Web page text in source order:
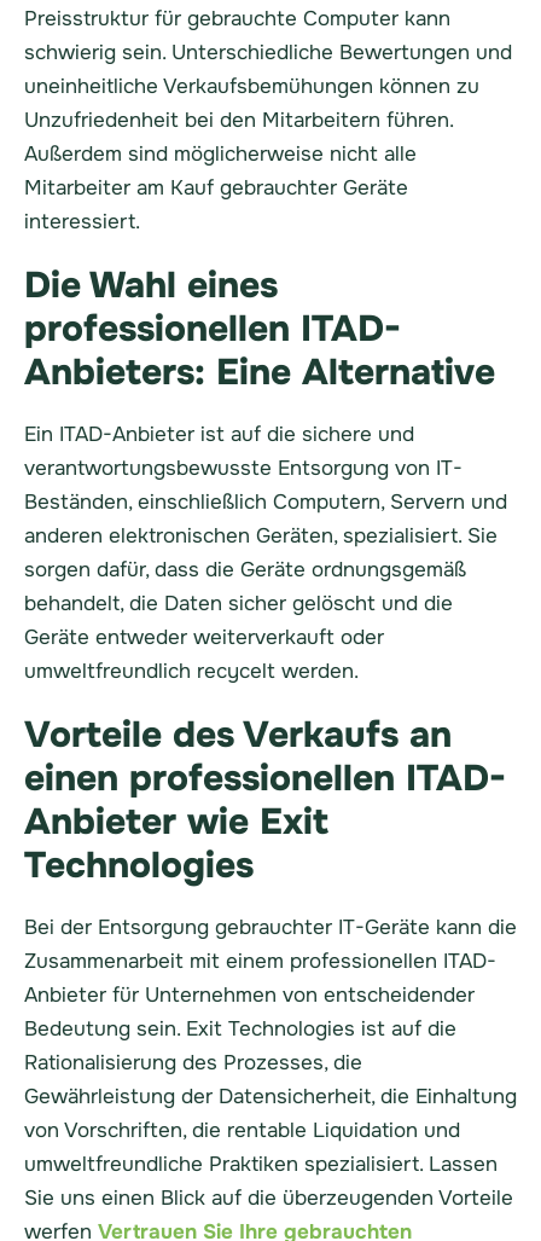
Preisstruktur für gebrauchte Computer kann
schwierig sein. Unterschiedliche Bewertungen und
uneinheitliche Verkaufsbemühungen können zu
Unzufriedenheit bei den Mitarbeitern führen.
Außerdem sind möglicherweise nicht alle
Mitarbeiter am Kauf gebrauchter Geräte
interessiert.
Die Wahl eines
professionellen ITAD-
Anbieters: Eine Alternative
Ein ITAD-Anbieter ist auf die sichere und
verantwortungsbewusste Entsorgung von IT-
Beständen, einschließlich Computern, Servern und
anderen elektronischen Geräten, spezialisiert. Sie
sorgen dafür, dass die Geräte ordnungsgemäß
behandelt, die Daten sicher gelöscht und die
Geräte entweder weiterverkauft oder
umweltfreundlich recycelt werden.
Vorteile des Verkaufs an
einen professionellen ITAD-
Anbieter wie Exit
Technologies
Bei der Entsorgung gebrauchter IT-Geräte kann die
Zusammenarbeit mit einem professionellen ITAD-
Anbieter für Unternehmen von entscheidender
Bedeutung sein. Exit Technologies ist auf die
Rationalisierung des Prozesses, die
Gewährleistung der Datensicherheit, die Einhaltung
von Vorschriften, die rentable Liquidation und
umweltfreundliche Praktiken spezialisiert. Lassen
Sie uns einen Blick auf die überzeugenden Vorteile
werfen Vertrauen Sie Ihre gebrauchten